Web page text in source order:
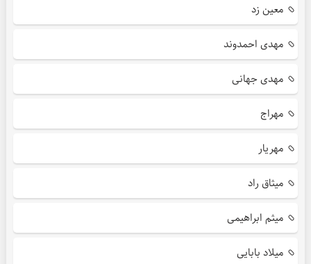
معین زد
مهدی احمدوند
مهدی جهانی
مهراج
مهریار
میثاق راد
میثم ابراهیمی
میلاد بابایی